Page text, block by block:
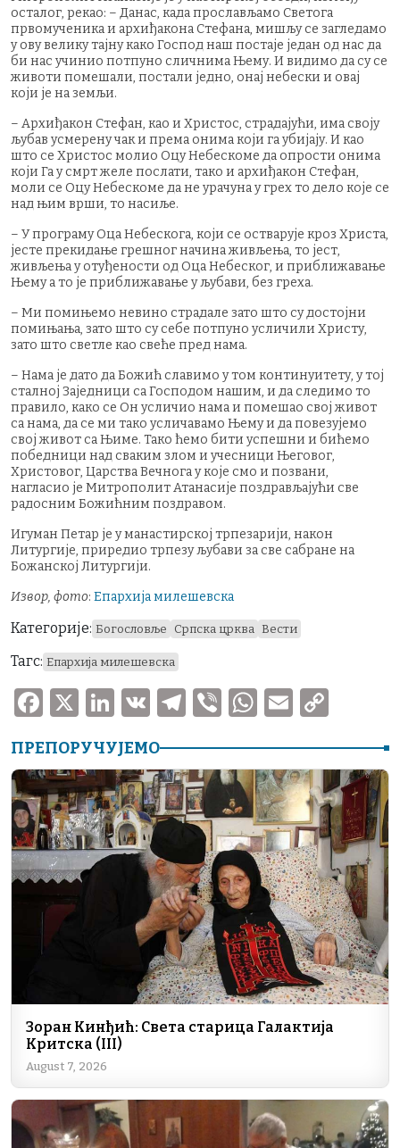
осталог, рекао: – Данас, када прослављамо Светога
првомученика и архиђакона Стефана, мишљу се загледамо
у ову велику тајну како Господ наш постаје један од нас да
би нас учинио потпуно сличнима Њему. И видимо да су се
животи помешали, постали једно, онај небески и овај
који је на земљи.
– Архиђакон Стефан, као и Христос, страдајући, има своју
љубав усмерену чак и према онима који га убијају. И као
што се Христос молио Оцу Небескоме да опрости онима
који Га у смрт желе послати, тако и архиђакон Стефан,
моли се Оцу Небескоме да не урачуна у грех то дело које се
над њим врши, то насиље.
– У програму Оца Небескога, који се остварује кроз Христа,
јесте прекидање грешног начина живљења, то јест,
живљења у отуђености од Оца Небеског, и приближавање
Њему а то је приближавање у љубави, без греха.
– Ми помињемо невино страдале зато што су достојни
помињања, зато што су себе потпуно усличили Христу,
зато што светле као свеће пред нама.
– Нама је дато да Божић славимо у том континуитету, у тој
сталној Заједници са Господом нашим, и да следимо то
правило, како се Он усличио нама и помешао свој живот
са нама, да се ми тако усличавамо Њему и да повезујемо
свој живот са Њиме. Тако ћемо бити успешни и бићемо
победници над сваким злом и учесници Његовог,
Христовог, Царства Вечнога у које смо и позвани,
нагласио је Митрополит Атанасије поздрављајући све
радосним Божићним поздравом.
Игуман Петар је у манастирској трпезарији, након
Литургије, приредио трпезу љубави за све сабране на
Божанској Литургији.
Извор, фото: Епархија милешевска
Категорије: Богословље Српска црква Вести
Тагс: Епархија милешевска
F
a
c
e
b
o
o
k
X
Li
n
k
e
dI
n
V
K
T
el
e
gr
a
m
V
ib
er
W
h
at
s
A
p
p
E
m
ai
l
p
y
Li
n
k
ПРЕПОРУЧУЈЕМО
Зоран Кинђић: Света старица Галактија
Критска (III)
August 7, 2026